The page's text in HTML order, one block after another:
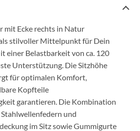
mit Ecke rechts in Natur
stilvoller Mittelpunkt für Dein
einer Belastbarkeit von ca. 120
Unterstützung. Die Sitzhöhe
für optimalen Komfort,
Kopfteile
garantieren. Die Kombination
und
im Sitz sowie Gummigurte